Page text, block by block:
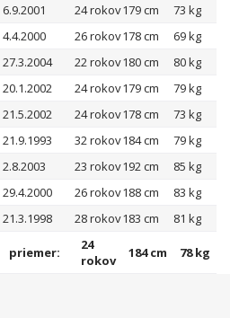
6.9.2001 24 rokov179 cm
73 kg
4.4.2000 26 rokov178 cm
69 kg
27.3.2004 22 rokov180 cm
80 kg
20.1.2002 24 rokov179 cm
79 kg
21.5.2002 24 rokov178 cm
73 kg
21.9.1993 32 rokov184 cm
79 kg
2.8.2003 23 rokov192 cm
85 kg
29.4.2000 26 rokov188 cm
83 kg
21.3.1998 28 rokov183 cm 81 kg
priemer:
24
rokov
184 cm 78 kg